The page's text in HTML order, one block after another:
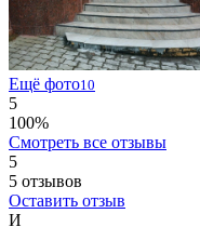
Ещё фото10
5
100%
Смотреть все отзывы
5
5 отзывов
Оставить отзыв
И